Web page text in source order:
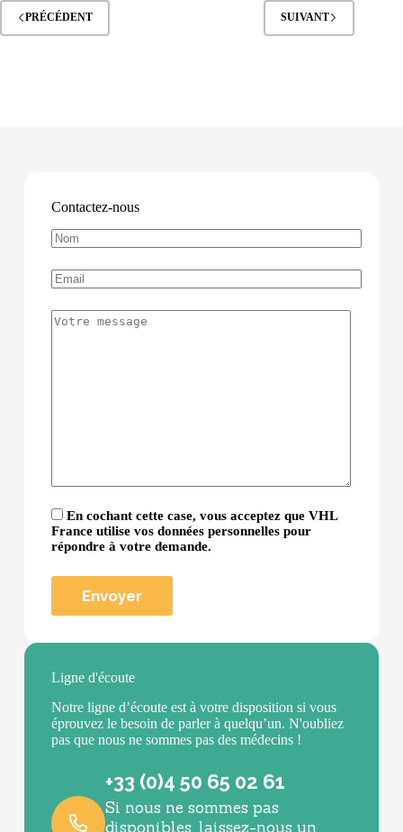
PRÉCÉDENT SUIVANT
Contactez-nous
En cochant cette case, vous acceptez que VHL
France utilise vos données personnelles pour
répondre à votre demande.
Ligne d'écoute
Notre ligne d’écoute est à votre disposition si vous
éprouvez le besoin de parler à quelqu’un. N'oubliez
pas que nous ne sommes pas des médecins !
+33 (0)4 50 65 02 61
Si nous ne sommes pas
disponibles, laissez-nous un